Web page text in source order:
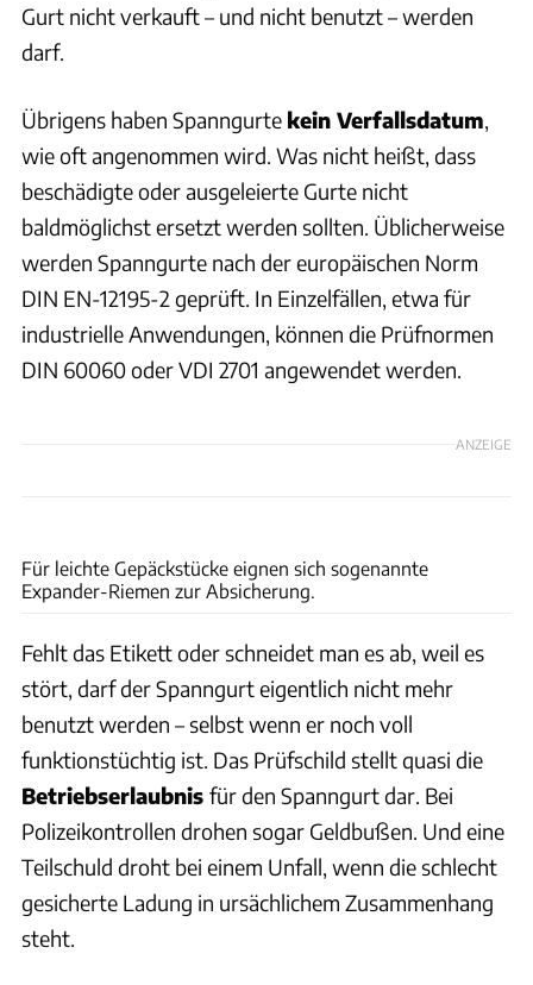
Gurt nicht verkauft – und nicht benutzt – werden
darf.
Übrigens haben Spanngurte kein Verfallsdatum,
wie oft angenommen wird. Was nicht heißt, dass
beschädigte oder ausgeleierte Gurte nicht
baldmöglichst ersetzt werden sollten. Üblicherweise
werden Spanngurte nach der europäischen Norm
DIN EN-12195-2 geprüft. In Einzelfällen, etwa für
industrielle Anwendungen, können die Prüfnormen
DIN 60060 oder VDI 2701 angewendet werden.
ANZEIGE
Für leichte Gepäckstücke eignen sich sogenannte
Expander-Riemen zur Absicherung.
Fehlt das Etikett oder schneidet man es ab, weil es
stört, darf der Spanngurt eigentlich nicht mehr
benutzt werden – selbst wenn er noch voll
funktionstüchtig ist. Das Prüfschild stellt quasi die
Betriebserlaubnis für den Spanngurt dar. Bei
Polizeikontrollen drohen sogar Geldbußen. Und eine
Teilschuld droht bei einem Unfall, wenn die schlecht
gesicherte Ladung in ursächlichem Zusammenhang
steht.